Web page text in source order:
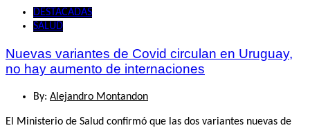
DESTACADAS
SALUD
Nuevas variantes de Covid circulan en Uruguay,
no hay aumento de internaciones
By: Alejandro Montandon
El Ministerio de Salud confirmó que las dos variantes nuevas de